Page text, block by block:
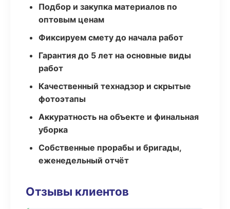
Подбор и закупка материалов по
оптовым ценам
Фиксируем смету до начала работ
Гарантия до 5 лет на основные виды
работ
Качественный технадзор и скрытые
фотоэтапы
Аккуратность на объекте и финальная
уборка
Собственные прорабы и бригады,
еженедельный отчёт
Отзывы клиентов